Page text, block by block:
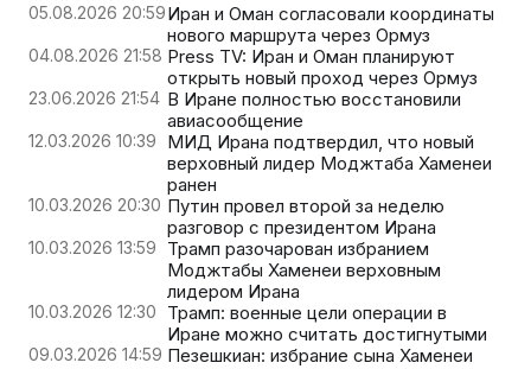
05.08.2026 20:59Иран и Оман согласовали координаты
нового маршрута через Ормуз
04.08.2026 21:58 Press TV: Иран и Оман планируют
открыть новый проход через Ормуз
23.06.2026 21:54 В Иране полностью восстановили
авиасообщение
12.03.2026 10:39
МИД Ирана подтвердил, что новый
верховный лидер Моджтаба Хаменеи
ранен
10.03.2026 20:30 Путин провел второй за неделю
разговор с президентом Ирана
10.03.2026 13:59
Трамп разочарован избранием
Моджтабы Хаменеи верховным
лидером Ирана
10.03.2026 12:30
Трамп: военные цели операции в
Иране можно считать достигнутыми
09.03.2026 14:59 Пезешкиан: избрание сына Хаменеи